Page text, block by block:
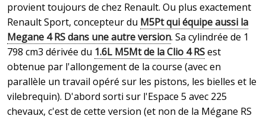
provient toujours de chez Renault. Ou plus exactement
Renault Sport, concepteur du M5Pt qui équipe aussi la
Megane 4 RS dans une autre version. Sa cylindrée de 1
798 cm3 dérivée du 1.6L M5Mt de la Clio 4 RSest
obtenue par l'allongement de la course (avec en
parallèle un travail opéré sur les pistons, les bielles et le
vilebrequin). D'abord sorti sur l'Espace 5 avec 225
chevaux, c'est de cette version (et non de la Mégane RS